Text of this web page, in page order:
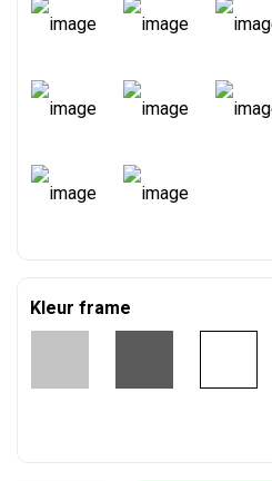
Kleur frame